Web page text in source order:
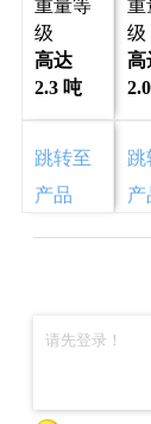
重量等
级
高达
2.3 吨
重
级
高
跳转至
产品
产